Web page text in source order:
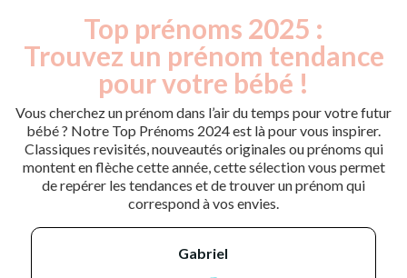
Top prénoms 2025 :
Trouvez un prénom tendance
pour votre bébé !
Vous cherchez un prénom dans l’air du temps pour votre futur
bébé ? Notre Top Prénoms 2024 est là pour vous inspirer.
Classiques revisités, nouveautés originales ou prénoms qui
montent en flèche cette année, cette sélection vous permet
de repérer les tendances et de trouver un prénom qui
correspond à vos envies.
gabriel